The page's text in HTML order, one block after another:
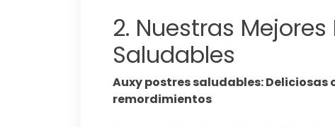
2. Nuestras
Saludables
Auxy postres saludables:
remordimientos